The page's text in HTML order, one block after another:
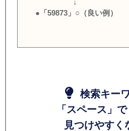
↓
●「59873」○（良い例）
検索キー
「スペース」
見つけやすく